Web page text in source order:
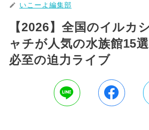
いこーよ編集部
【2026】全国のイルカ
ャチが人気の水族館15
必至の迫力ライブ